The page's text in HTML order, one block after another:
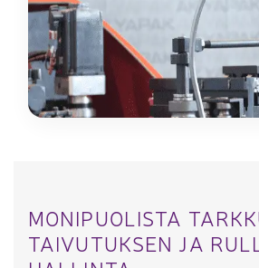
MONIPUOLISTA
TAIVUTUKSEN JA